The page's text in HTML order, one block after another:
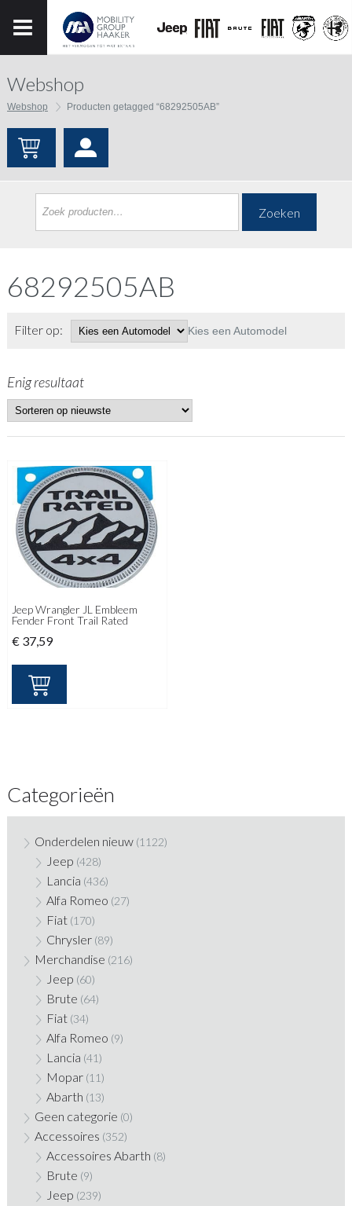
Webshop
Webshop Producten getagged “68292505AB”
Zoeken
68292505AB
Filter op: Kies een Automodel
Enig resultaat
Jeep Wrangler JL Embleem
Fender Front Trail Rated
€ 37,59
Categorieën
Onderdelen nieuw (1122)
Jeep (428)
Lancia (436)
Alfa Romeo (27)
Fiat (170)
Chrysler (89)
Merchandise (216)
Jeep (60)
Brute (64)
Fiat (34)
Alfa Romeo (9)
Lancia (41)
Mopar (11)
Abarth (13)
Geen categorie (0)
Accessoires (352)
Accessoires Abarth (8)
Brute (9)
Jeep (239)